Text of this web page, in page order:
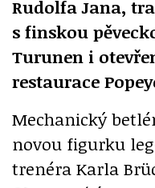
Rudolfa Jana,
s finskou
Turunen i
restaurace
Mechanický
novou figurku
trenéra Karla